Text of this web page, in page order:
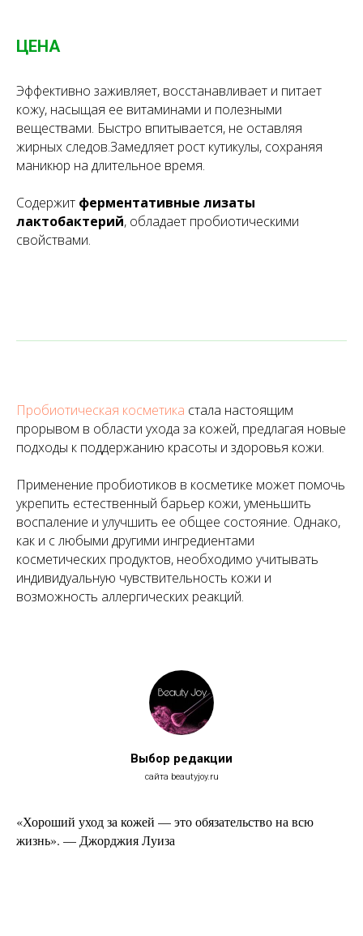
ЦЕНА
Эффективно заживляет, восстанавливает и питает
кожу, насыщая ее витаминами и полезными
веществами. Быстро впитывается, не оставляя
жирных следов.Замедляет рост кутикулы, сохраняя
маникюр на длительное время.
Содержит ферментативные лизаты
лактобактерий, обладает пробиотическими
свойствами.
Пробиотическая косметика стала настоящим
прорывом в области ухода за кожей, предлагая новые
подходы к поддержанию красоты и здоровья кожи.
Применение пробиотиков в косметике может помочь
укрепить естественный барьер кожи, уменьшить
воспаление и улучшить ее общее состояние. Однако,
как и с любыми другими ингредиентами
косметических продуктов, необходимо учитывать
индивидуальную чувствительность кожи и
возможность аллергических реакций.
Выбор редакции
сайта beautyjoy.ru
«Хороший уход за кожей — это обязательство на всю
жизнь». — Джорджия Луиза